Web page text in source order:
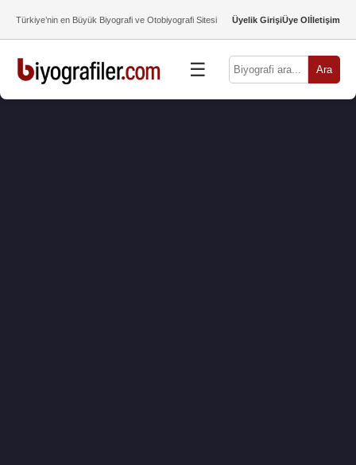
Türkiye’nin en Büyük Biyografi ve Otobiyografi Sitesi Üyelik GirişiÜye Olİletişim
☰ Ara